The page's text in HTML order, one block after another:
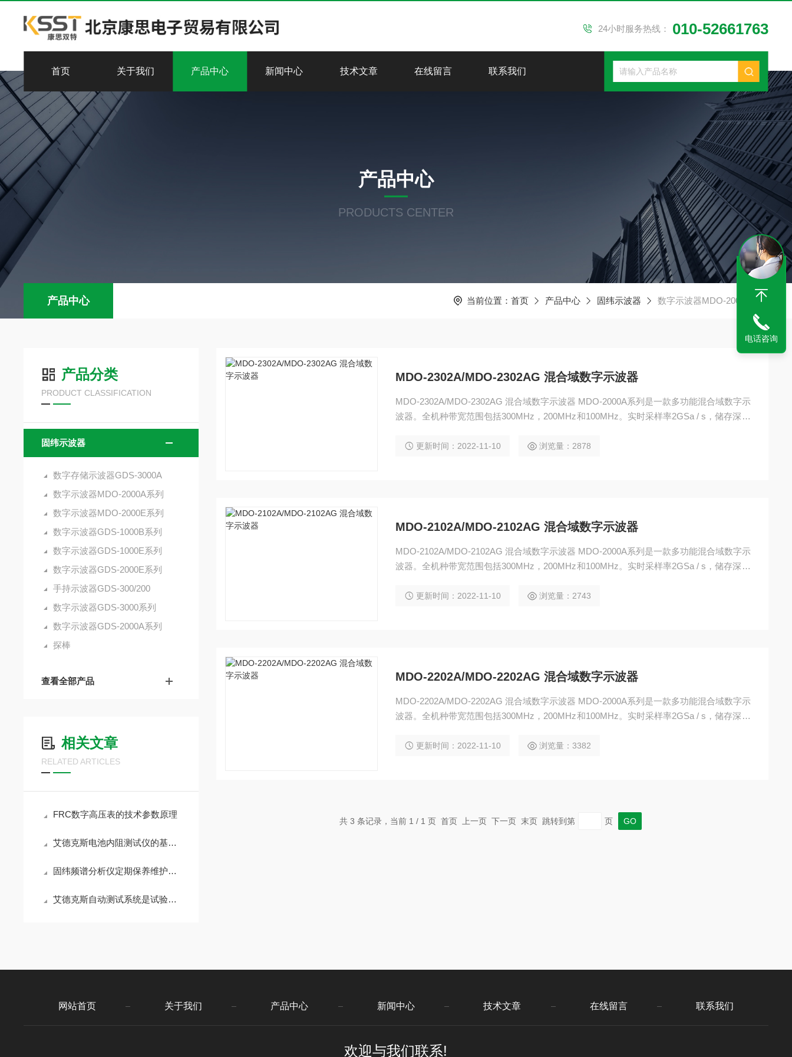
24小时服务热线： 010-52661763
首页 关于我们 产品中心 新闻中心 技术文章 在线留言 联系我们
产品中心
PRODUCTS CENTER
产品中心 当前位置： 首页 产品中心 固纬示波器 数字示波器MDO-2000A系列
产品分类
PRODUCT CLASSIFICATION
固纬示波器
数字存储示波器GDS-3000A
数字示波器MDO-2000A系列
数字示波器MDO-2000E系列
数字示波器GDS-1000B系列
数字示波器GDS-1000E系列
数字示波器GDS-2000E系列
手持示波器GDS-300/200
数字示波器GDS-3000系列
数字示波器GDS-2000A系列
探棒
查看全部产品
相关文章
RELATED ARTICLES
FRC数字高压表的技术参数原理
艾德克斯电池内阻测试仪的基本工作原理解析
固纬频谱分析仪定期保养维护很有必要
艾德克斯自动测试系统是试验机实现自动化的主要标志
MDO-2302A/MDO-2302AG 混合域数字示波器
MDO-2302A/MDO-2302AG 混合域数字示波器 MDO-2000A系列是一款多功能混合域数字示
波器。全机种带宽范围包括300MHz，200MHz和100MHz。实时采样率2GSa / s，储存深度
功能。更新时间：2022-11-10 浏览量：2878
MDO-2102A/MDO-2102AG 混合域数字示波器
MDO-2102A/MDO-2102AG 混合域数字示波器 MDO-2000A系列是一款多功能混合域数字示
波器。全机种带宽范围包括300MHz，200MHz和100MHz。实时采样率2GSa / s，储存深度
功能。更新时间：2022-11-10 浏览量：2743
MDO-2202A/MDO-2202AG 混合域数字示波器
MDO-2202A/MDO-2202AG 混合域数字示波器 MDO-2000A系列是一款多功能混合域数字示
波器。全机种带宽范围包括300MHz，200MHz和100MHz。实时采样率2GSa / s，储存深度
功能。更新时间：2022-11-10 浏览量：3382
共 3 条记录，当前 1 / 1 页 首页 上一页 下一页 末页 跳转到第 页
网站首页 关于我们 产品中心 新闻中心 技术文章 在线留言 联系我们
欢迎与我们联系!
电话咨询